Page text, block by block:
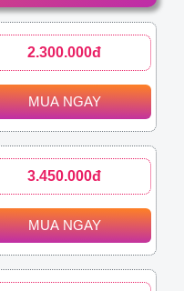
2.300.000đ
MUA NGAY
3.450.000đ
MUA NGAY